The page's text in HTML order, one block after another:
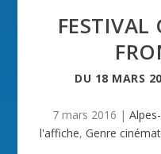
FESTIVAL
DU 18 MARS
7 mars 2016 |
l'affiche, Genre